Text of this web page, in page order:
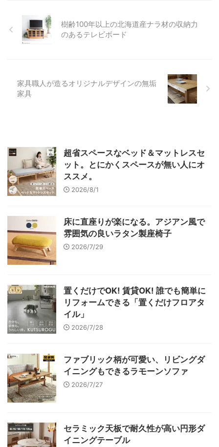
樹齢100年以上の北海道産ナラ材の収納力
のあるテレビボード
家具職人が造るオリジナルデザインの無垢
家具
超省スペースなベッド＆マットレスセ
ット。とにかくスペースが無い人にオ
ススメ。
2026/8/1
床に直座りが楽になる。アジアン風で
雰囲気の良いラタン製座椅子
2026/7/29
置くだけでOK! 賃貸OK! 誰でも簡単に
リフォームできる「置くだけフロアタ
イル」
2026/7/28
ファブリック柄が可愛い、リビングダ
イニングもできるラモーンソファ
2026/7/27
セラミック天板で耐久性が高い円形ダ
イニングテーブル